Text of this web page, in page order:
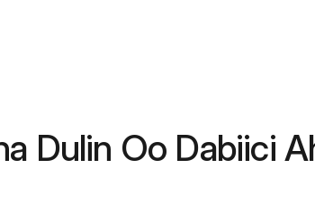
Dulin Oo Dabiici